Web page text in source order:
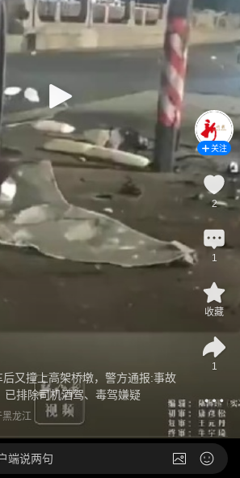
又撞上高架桥墩，警方通报:事故
已排除司机酒驾、毒驾嫌疑
黑龙江
关注
2
1
收藏
1
端说两句